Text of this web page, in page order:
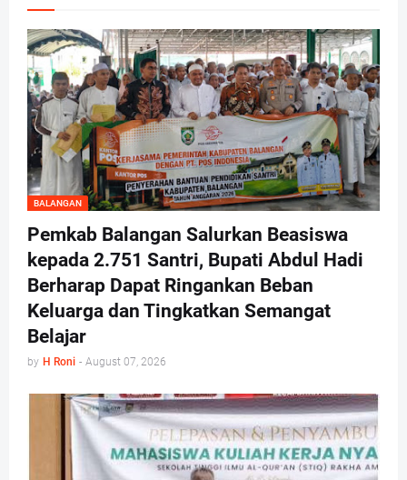
BALANGAN
Pemkab Balangan Salurkan Beasiswa
kepada 2.751 Santri, Bupati Abdul Hadi
Berharap Dapat Ringankan Beban
Keluarga dan Tingkatkan Semangat
Belajar
by H Roni - August 07, 2026